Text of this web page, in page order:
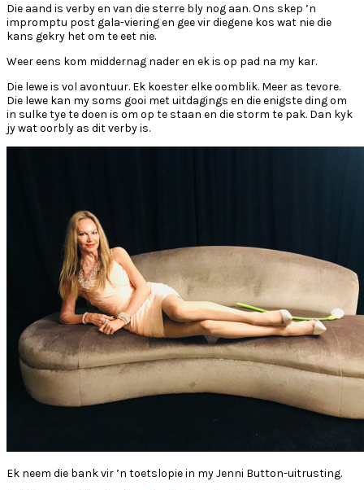
Die aand is verby en van die sterre bly nog aan. Ons skep ’n
impromptu post gala-viering en gee vir diegene kos wat nie die
kans gekry het om te eet nie.
Weer eens kom middernag nader en ek is op pad na my kar.
Die lewe is vol avontuur. Ek koester elke oomblik. Meer as tevore.
Die lewe kan my soms gooi met uitdagings en die enigste ding om
in sulke tye te doen is om op te staan en die storm te pak. Dan kyk
jy wat oorbly as dit verby is.
Ek neem die bank vir ’n toetslopie in my Jenni Button-uitrusting.